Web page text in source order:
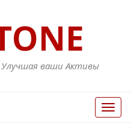
ваши Активы
Вкл/
Выкл